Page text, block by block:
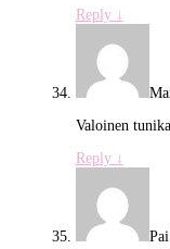
Reply ↓
Valoinen
Reply ↓
Pai